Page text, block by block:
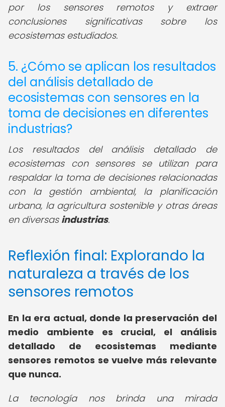
por los sensores remotos y extraer
conclusiones significativas sobre los
ecosistemas estudiados.
5. ¿Cómo se aplican los resultados
del análisis detallado de
ecosistemas con sensores en la
toma de decisiones en diferentes
industrias?
Los resultados del análisis detallado de
ecosistemas con sensores se utilizan para
respaldar la toma de decisiones relacionadas
con la gestión ambiental, la planificación
urbana, la agricultura sostenible y otras áreas
en diversas industrias.
Reflexión final: Explorando la
naturaleza a través de los
sensores remotos
En la era actual, donde la preservación del
medio ambiente es crucial, el análisis
detallado de ecosistemas mediante
sensores remotos se vuelve más relevante
que nunca.
La tecnología nos brinda una mirada